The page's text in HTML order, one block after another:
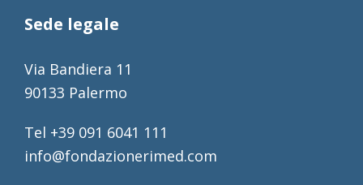
Sede legale
Via Bandiera 11
90133 Palermo
Tel +39 091 6041 111
info@fondazionerimed.com